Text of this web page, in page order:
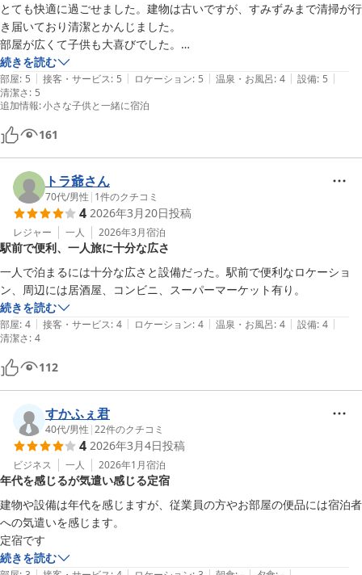
とても快適に過ごせました。建物は古いですが、すみずみまで清掃が行
き届いており清潔とかんじました。
部屋が広くて子供も大喜びでした。
また利用したいです。
続きを読む
部屋: 5 | 接客・サービス: 5 | ロケーション: 5 | 温泉・お風呂: 4 | 設備: 5 |
清潔さ: 5
追加情報:小さな子供と一緒に宿泊
161
トラ爺さん
70代/男性 | 1件のクチコミ
4 2026年3月20日投稿
レジャー 一人 2026年3月宿泊
駅前で便利、一人旅に十分な広さ
一人で泊まるには十分な広さと設備だった。駅前で便利なロケーショ
ン、周辺には居酒屋、コンビニ、スーパーマーケット有り。
続きを読む
部屋: 4 | 接客・サービス: 4 | ロケーション: 4 | 温泉・お風呂: 4 | 設備: 4 |
清潔さ: 4
112
すかふぇ君
40代/男性 |22件のクチコミ
4 2026年3月4日投稿
ビジネス 一人 2026年1月宿泊
年代を感じるが気遣い感じる定宿
建物や設備は年代を感じますが、従業員の方やお部屋の便品には宿泊者
への気遣いを感じます。
定宿です
続きを読む